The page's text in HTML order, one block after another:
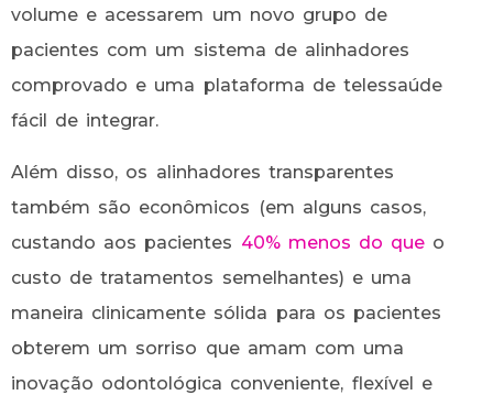
volume e acessarem um novo grupo de
pacientes com um sistema de alinhadores
comprovado e uma plataforma de telessaúde
fácil de integrar.
Além disso, os alinhadores transparentes
também são econômicos (em alguns casos,
custando aos pacientes 40% menos do que o
custo de tratamentos semelhantes) e uma
maneira clinicamente sólida para os pacientes
obterem um sorriso que amam com uma
inovação odontológica conveniente, flexível e